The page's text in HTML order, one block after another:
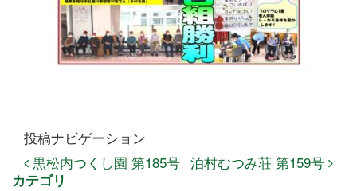
投稿ナビゲーション
黒松内つくし園 第185号 泊村むつみ荘 第159号
カテゴリ